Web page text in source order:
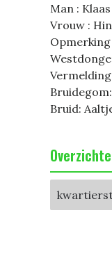
Man :
Vrouw :
Bruid: